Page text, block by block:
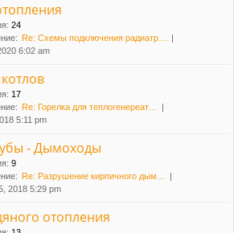
: 24
Re: Схемы подключения радиатр…
6:02 am
: 17
Re: Горелка для теплогенереат…
5:11 pm
- Дымоходы
: 9
Re: Разрушение кирпичного дым…
2018 5:29 pm
отопления